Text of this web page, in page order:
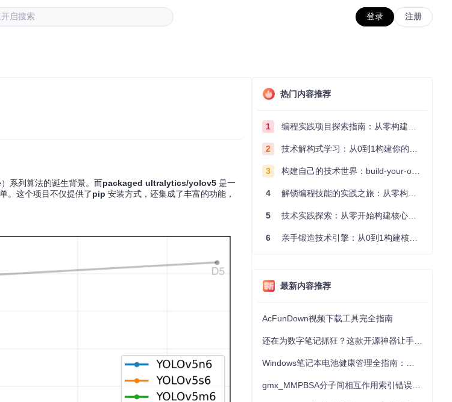
启搜索 登录 注册
系列算法的诞生背景。而packaged ultralytics/yolov5 是一
。这个项目不仅提供了pip 安装方式，还集成了丰富的功能，
热门内容推荐
1 编程实践项目探索指南：从零构建技术能力体系
2 技术解构式学习：从0到1构建你的编程知识体系
3 构建自己的技术世界：build-your-own-x项目的实践探索指南
4 解锁编程技能的实践之旅：从零构建你的技术世界
5 技术实践探索：从零开始构建核心系统的实践指南
6 亲手锻造技术引擎：从0到1构建核心系统的实践指南
最新内容推荐
AcFunDown视频下载工具完全指南